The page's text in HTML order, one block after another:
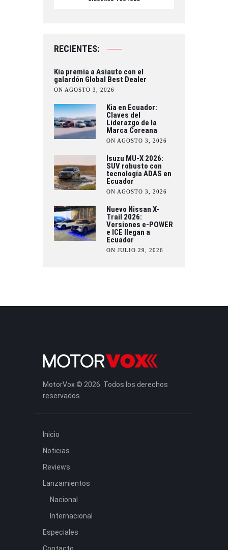
RECIENTES:
Kia premia a Asiauto con el
galardón Global Best Dealer
ON AGOSTO 3, 2026
Kia en Ecuador:
Claves del
Liderazgo de la
Marca Coreana
ON AGOSTO 3, 2026
Isuzu MU-X 2026:
SUV robusto con
tecnología ADAS en
Ecuador
ON AGOSTO 3, 2026
Nuevo Nissan X-
Trail 2026:
Versiones e-POWER
e ICE llegan a
Ecuador
ON JULIO 29, 2026
MotorVox © 2026. Todos los derechos
reservados.
Inicio
Noticias
Reviews
Lanzamientos
Nacional
Internacional
Especiales
Contacto